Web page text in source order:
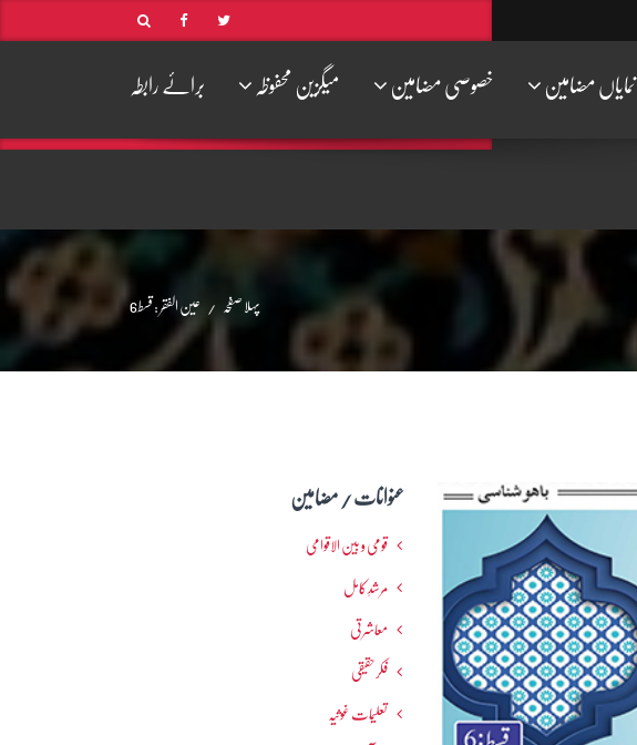
نمایاں مضامین خصوصی مضامین میگزین محفوظہ برائے رابطہ
پہلا صفحہ عین الفقر : قسط6
عنوانات / مضامین
قومی و بین الاقوامی
مرشدِ کامل
معاشرتی
فکرحقیقی
تعلیمات غوثیہ